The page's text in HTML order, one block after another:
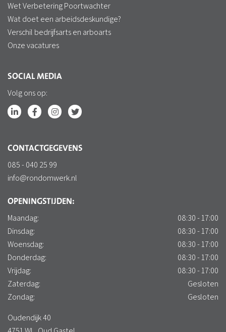
Wet Verbetering Poortwachter
Wat doet een arbeidsdeskundige?
Verschil bedrijfsarts en arboarts
Onze vacatures
SOCIAL MEDIA
Volg ons op:
CONTACTGEGEVENS
085 - 040 25 99
info@rondomwerk.nl
OPENINGSTIJDEN:
Maandag:
08:30 - 17:00
Dinsdag:
08:30 - 17:00
Woensdag:
08:30 - 17:00
Donderdag:
08:30 - 17:00
Vrijdag:
08:30 - 17:00
Zaterdag:
Gesloten
Zondag:
Gesloten
Oudendijk 40